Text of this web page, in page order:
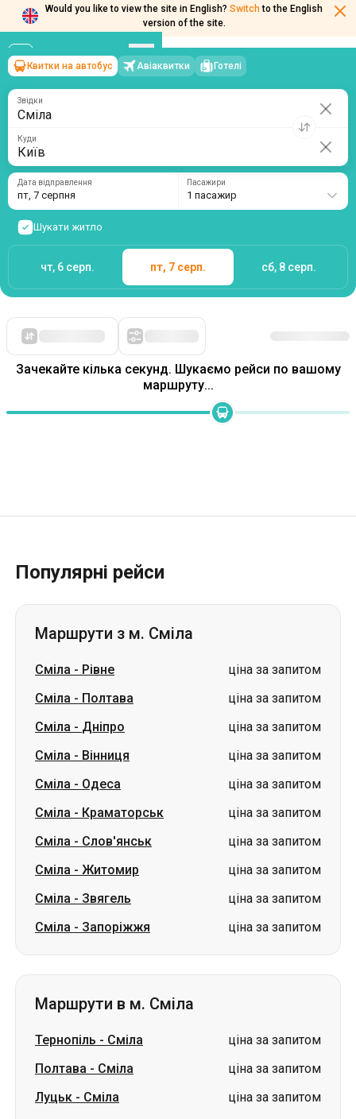
Would you like to view the site in English? Switch to the English
version of the site.
Сміла
Квитки на автобус Авіаквитки Готелі
Куди
Дата відправлення
пт, 7 серпня
Шукати житло
Зачекайте кілька секунд. Шукаємо рейси по вашому
маршруту...
Популярні рейси
Маршрути з м. Сміла
Сміла - Рівне
ціна за запитом
Сміла - Полтава
ціна за запитом
Сміла - Дніпро
ціна за запитом
Сміла - Вінниця
ціна за запитом
Сміла - Одеса
ціна за запитом
Сміла - Краматорськ
ціна за запитом
Сміла - Слов'янськ
ціна за запитом
Сміла - Житомир
ціна за запитом
Сміла - Звягель
ціна за запитом
Сміла - Запоріжжя ціна за запитом
Маршрути в м. Сміла
Тернопіль - Сміла
ціна за запитом
Полтава - Сміла
ціна за запитом
Луцьк - Сміла
ціна за запитом